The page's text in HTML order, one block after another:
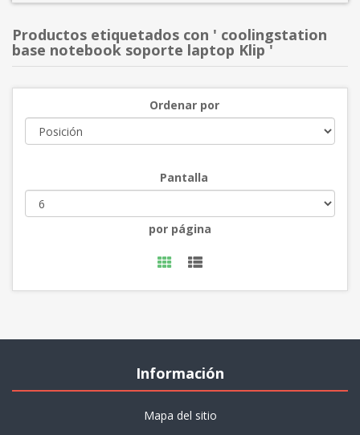
Productos etiquetados con ' coolingstation
base notebook soporte laptop Klip '
Ordenar por
Pantalla
por página
Información
Mapa del sitio